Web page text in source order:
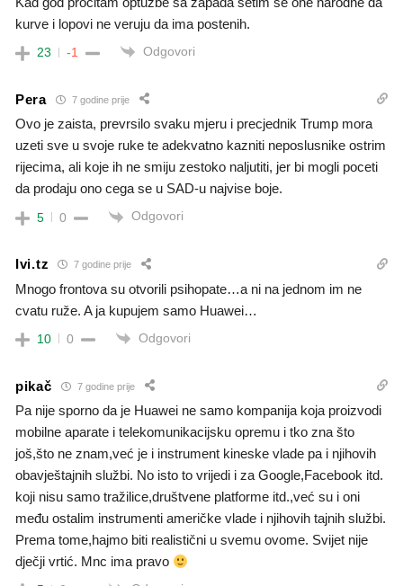
kurve i lopovi ne veruju da ima postenih.
23 -1 Odgovori
Pera 7 godine prije
Ovo je zaista, prevrsilo svaku mjeru i precjednik Trump mora
uzeti sve u svoje ruke te adekvatno kazniti neposlusnike ostrim
rijecima, ali koje ih ne smiju zestoko naljutiti, jer bi mogli poceti
da prodaju ono cega se u SAD-u najvise boje.
5 0 Odgovori
Ivi.tz 7 godine prije
Mnogo frontova su otvorili psihopate…a ni na jednom im ne
cvatu ruže. A ja kupujem samo Huawei…
10 0 Odgovori
pikač 7 godine prije
Pa nije sporno da je Huawei ne samo kompanija koja proizvodi
mobilne aparate i telekomunikacijsku opremu i tko zna što
još,što ne znam,već je i instrument kineske vlade pa i njihovih
obavještajnih službi. No isto to vrijedi i za Google,Facebook itd.
koji nisu samo tražilice,društvene platforme itd.,već su i oni
među ostalim instrumenti američke vlade i njihovih tajnih službi.
Prema tome,hajmo biti realistični u svemu ovome. Svijet nije
dječji vrtić. Mnc ima pravo